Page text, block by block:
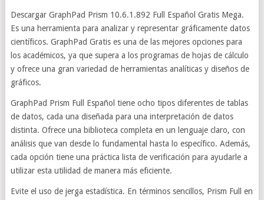
Descargar GraphPad Prism 10.6.1.892 Full Español Gratis Mega.
Es una herramienta para analizar y representar gráficamente datos
científicos. GraphPad Gratis es una de las mejores opciones para
los académicos, ya que supera a los programas de hojas de cálculo
y ofrece una gran variedad de herramientas analíticas y diseños de
gráficos.
GraphPad Prism Full Español tiene ocho tipos diferentes de tablas
de datos, cada una diseñada para una interpretación de datos
distinta. Ofrece una biblioteca completa en un lenguaje claro, con
análisis que van desde lo fundamental hasta lo específico. Además,
cada opción tiene una práctica lista de verificación para ayudarle a
utilizar esta utilidad de manera más eficiente.
Evite el uso de jerga estadística. En términos sencillos, Prism Full en